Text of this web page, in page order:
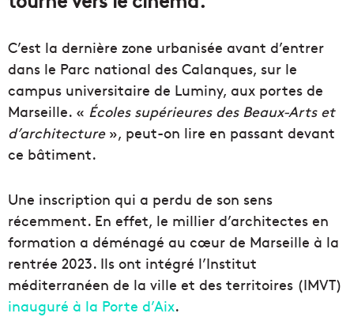
C’est la dernière zone urbanisée avant d’entrer
dans le Parc national des Calanques, sur le
campus universitaire de Luminy, aux portes de
Marseille. « Écoles supérieures des Beaux-Arts et
d’architecture», peut-on lire en passant devant
ce bâtiment.
Une inscription qui a perdu de son sens
récemment. En effet, le millier d’architectes en
formation a déménagé au cœur de Marseille à la
rentrée 2023. Ils ont intégré l’Institut
méditerranéen de la ville et des territoires (IMVT)
inauguré à la Porte d’Aix.